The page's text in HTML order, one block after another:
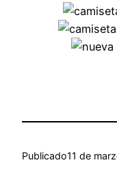
Publicado11 de